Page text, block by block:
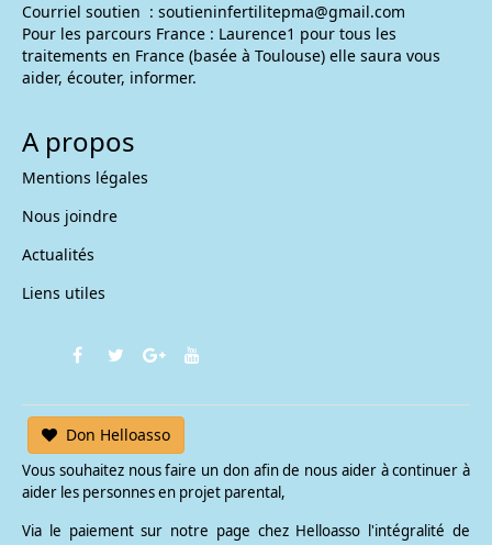
Courriel soutien : soutieninfertilitepma@gmail.com
Pour les parcours France : Laurence1 pour tous les
traitements en France (basée à Toulouse) elle saura vous
aider, écouter, informer.
A propos
Mentions légales
Nous joindre
Actualités
Liens utiles
Don Helloasso
Vous souhaitez nous faire un don afin de nous aider à continuer à
aider les personnes en projet parental,
Via le paiement sur notre page chez Helloasso l'intégralité de